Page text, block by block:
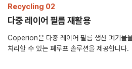
Recycling 02
다중 레이어 필름 재활용
Coperion은 다중 레이어 필름 생산 폐기물
처리할 수 있는 폐루프 솔루션을 제공합니다.